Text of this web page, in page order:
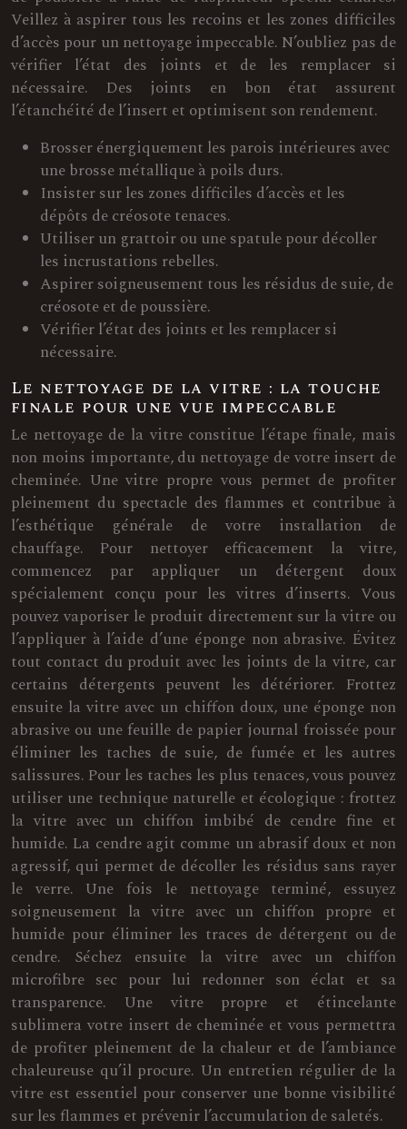
Veillez à aspirer tous les recoins et les zones difficiles
d’accès pour un nettoyage impeccable. N’oubliez pas de
vérifier l’état des joints et de les remplacer si
nécessaire. Des joints en bon état assurent
l’étanchéité de l’insert et optimisent son rendement.
Brosser énergiquement les parois intérieures avec
une brosse métallique à poils durs.
Insister sur les zones difficiles d’accès et les
dépôts de créosote tenaces.
Utiliser un grattoir ou une spatule pour décoller
les incrustations rebelles.
Aspirer soigneusement tous les résidus de suie, de
créosote et de poussière.
Vérifier l’état des joints et les remplacer si
nécessaire.
Le nettoyage de la vitre : la touche
finale pour une vue impeccable
Le nettoyage de la vitre constitue l’étape finale, mais
non moins importante, du nettoyage de votre insert de
cheminée. Une vitre propre vous permet de profiter
pleinement du spectacle des flammes et contribue à
l’esthétique générale de votre installation de
chauffage. Pour nettoyer efficacement la vitre,
commencez par appliquer un détergent doux
spécialement conçu pour les vitres d’inserts. Vous
pouvez vaporiser le produit directement sur la vitre ou
l’appliquer à l’aide d’une éponge non abrasive. Évitez
tout contact du produit avec les joints de la vitre, car
certains détergents peuvent les détériorer. Frottez
ensuite la vitre avec un chiffon doux, une éponge non
abrasive ou une feuille de papier journal froissée pour
éliminer les taches de suie, de fumée et les autres
salissures. Pour les taches les plus tenaces, vous pouvez
utiliser une technique naturelle et écologique : frottez
la vitre avec un chiffon imbibé de cendre fine et
humide. La cendre agit comme un abrasif doux et non
agressif, qui permet de décoller les résidus sans rayer
le verre. Une fois le nettoyage terminé, essuyez
soigneusement la vitre avec un chiffon propre et
humide pour éliminer les traces de détergent ou de
cendre. Séchez ensuite la vitre avec un chiffon
microfibre sec pour lui redonner son éclat et sa
transparence. Une vitre propre et étincelante
sublimera votre insert de cheminée et vous permettra
de profiter pleinement de la chaleur et de l’ambiance
chaleureuse qu’il procure. Un entretien régulier de la
vitre est essentiel pour conserver une bonne visibilité
sur les flammes et prévenir l’accumulation de saletés.